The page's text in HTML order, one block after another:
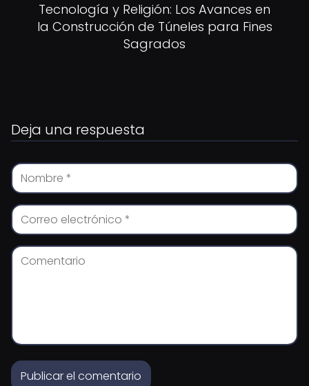
Tecnología y Religión: Los Avances en
la Construcción de Túneles para Fines
Sagrados
Deja una respuesta